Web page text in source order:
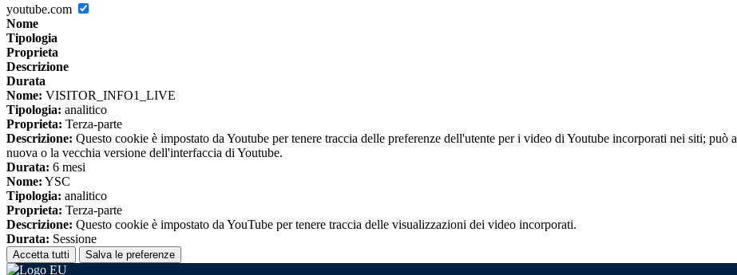
youtube.com
Nome
Tipologia
Proprieta
Descrizione
Durata
Nome: VISITOR_INFO1_LIVE
Tipologia: analitico
Proprieta: Terza-parte
Descrizione: Questo cookie è impostato da Youtube per tenere traccia delle preferenze dell'utente per i video di Youtube incorporati nei siti;
nuova o la vecchia versione dell'interfaccia di Youtube.
Durata: 6 mesi
Nome: YSC
Tipologia: analitico
Proprieta: Terza-parte
Descrizione: Questo cookie è impostato da YouTube per tenere traccia delle visualizzazioni dei video incorporati.
Durata: Sessione
Accetta tutti Salva le preferenze